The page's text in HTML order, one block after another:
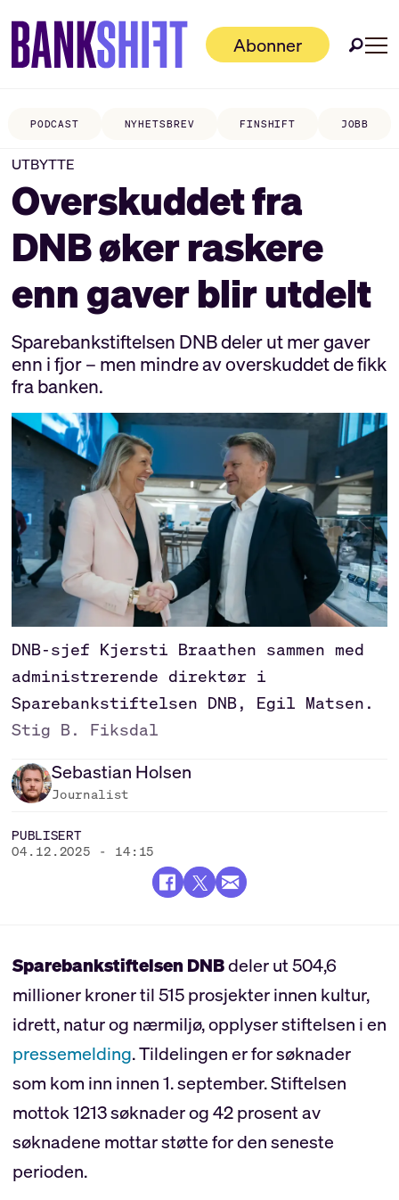
Abonner
PODCAST NYHETSBREV FINSHIFT JOBB
UTBYTTE
Overskuddet fra
DNB øker raskere
enn gaver blir utdelt
Sparebankstiftelsen DNB deler ut mer gaver
enn i fjor – men mindre av overskuddet de fikk
fra banken.
DNB-sjef Kjersti Braathen sammen med
administrerende direktør i
Sparebankstiftelsen DNB, Egil Matsen.
Stig B. Fiksdal
Sebastian Holsen
Journalist
PUBLISERT
04.12.2025 - 14:15
Sparebankstiftelsen DNBdeler ut 504,6
millioner kroner til 515 prosjekter innen kultur,
idrett, natur og nærmiljø, opplyser stiftelsen i en
pressemelding. Tildelingen er for søknader
som kom inn innen 1. september. Stiftelsen
mottok 1213 søknader og 42 prosent av
søknadene mottar støtte for den seneste
perioden.